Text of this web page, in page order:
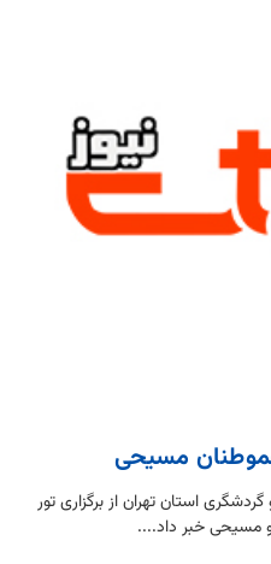
هموطنان مسیحی
استان تهران از برگزاری تور
و مسیحی خبر داد....